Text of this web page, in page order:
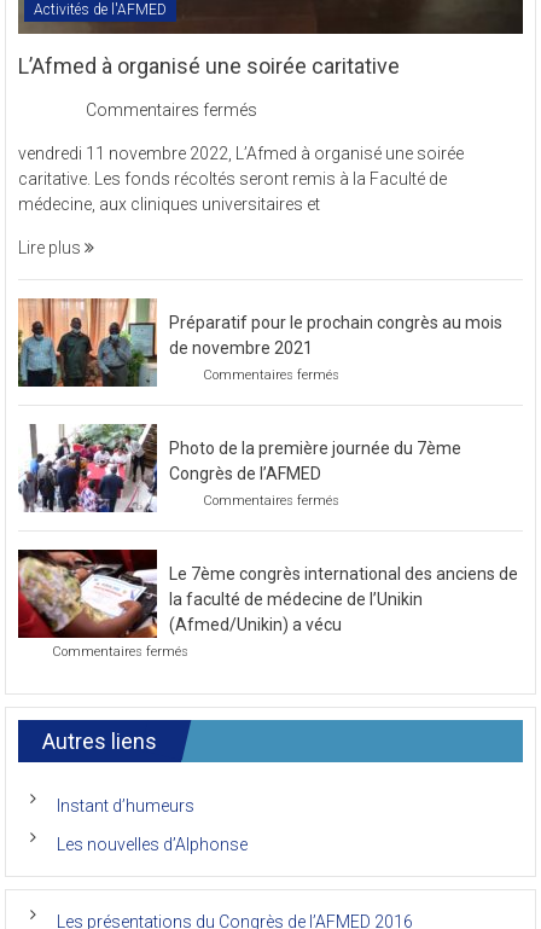
Activités de l'AFMED
L’Afmed à organisé une soirée caritative
Commentaires fermés
à
organisé
une
vendredi 11 novembre 2022, L’Afmed à organisé une soirée
caritative. Les fonds récoltés seront remis à la Faculté de
médecine, aux cliniques universitaires et
Lire plus
Préparatif pour le prochain congrès au mois
de novembre 2021
Commentaires fermés
prochain
de
2021
Photo de la première journée du 7ème
Congrès de l’AFMED
Commentaires fermés
première
journée
7ème
l’AFMED
Le 7ème congrès international des anciens de
la faculté de médecine de l’Unikin
(Afmed/Unikin) a vécu
Commentaires fermés
congrès
international
anciens
la
de
de
(Afmed/Unikin)
Autres liens
Instant d’humeurs
Les nouvelles d’Alphonse
Les présentations du Congrès de l’AFMED 2016